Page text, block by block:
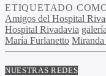
ETIQUETADO
Amigos del Hospital
Hospital Rivadavia
María Furlanetto Miranda
NUESTRAS REDES